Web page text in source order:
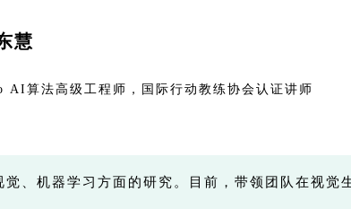
慧
AI算法高级工程师，国际行动教练协会认证讲师
、机器学习方面的研究。目前，带领团队在视